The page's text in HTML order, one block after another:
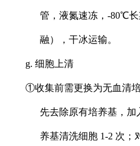
管，液氮速冻，-80℃
融），干冰运输。
g. 细胞上清
①收集前需更换为无血清
先去除原有培养基，加
养基清洗细胞 1-2 次